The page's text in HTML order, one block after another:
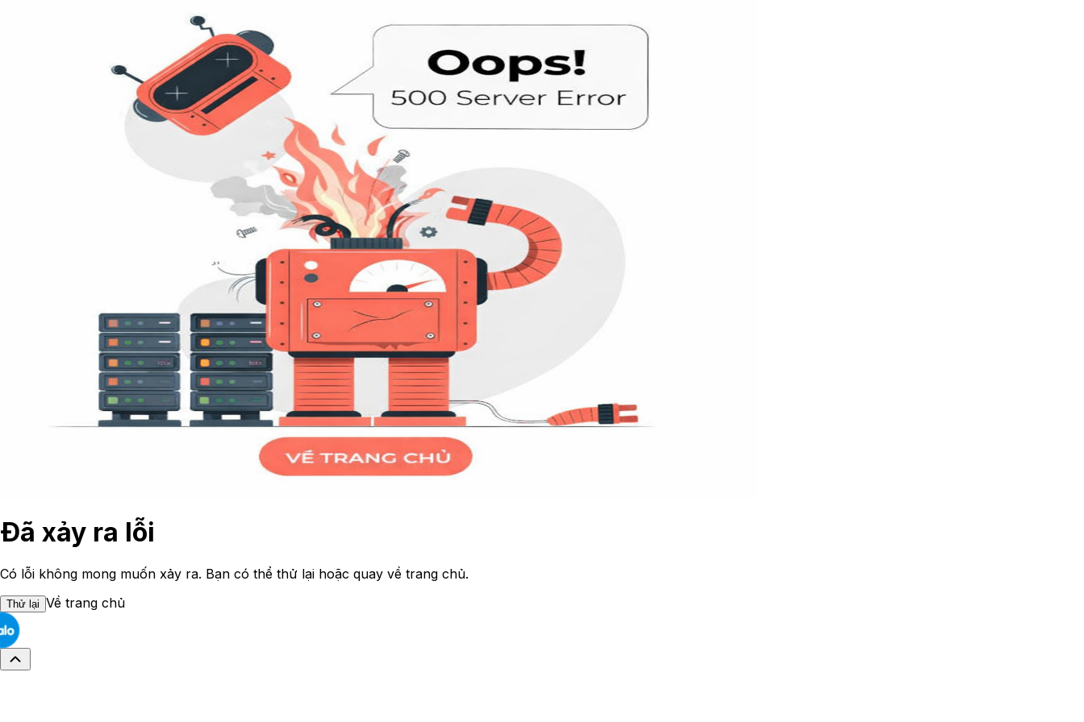
Đã xảy ra lỗi
Có lỗi không mong muốn xảy ra. Bạn có thể thử lại hoặc quay về trang chủ.
Thử lại Về trang chủ